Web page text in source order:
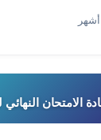
الامتحان النهائي